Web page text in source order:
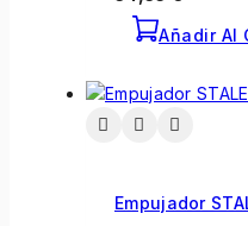
Añadir Al
Empujador